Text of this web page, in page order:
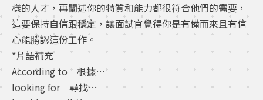
樣的人才，再闡述你的特質和能力都很符合他們的需要，
這要保持自信跟穩定，讓面試官覺得你是有備而來且有信
心能勝認這份工作。
*片語補充
According to 根據…
looking for 尋找…